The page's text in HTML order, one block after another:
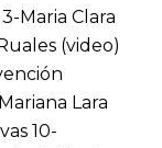
Maria Clara
(video)
Lara
10-